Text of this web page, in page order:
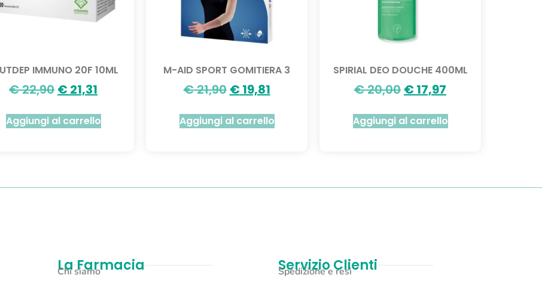
IMMUNO 20F 10ML
€22,90 €21,31
Aggiungi al carrello
M-AID SPORT GOMITIERA 3
€21,90 €19,81
Aggiungi al carrello
SPIRIAL DEO DOUCHE 400ML
€20,00 €17,97
Aggiungi al carrello
La Farmacia
Chi siamo
Servizio Clienti
Spedizione e resi